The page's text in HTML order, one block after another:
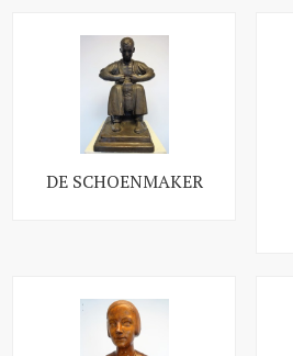
DE SCHOENMAKER